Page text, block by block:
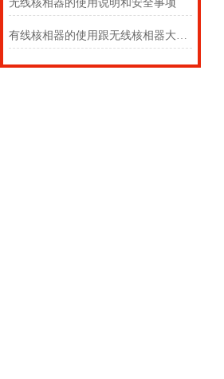
无线核相器的使用说明和安全事项
有线核相器的使用跟无线核相器大同小异